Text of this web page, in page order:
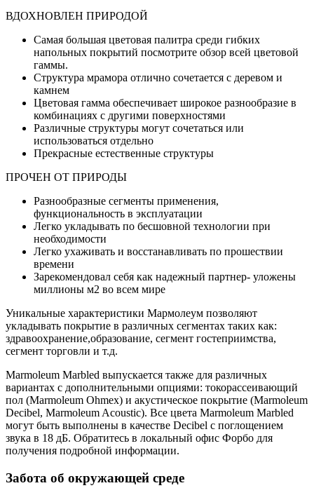
ВДОХНОВЛЕН ПРИРОДОЙ
Самая большая цветовая палитра среди гибких
напольных покрытий посмотрите обзор всей цветовой
гаммы.
Структура мрамора отлично сочетается с деревом и
камнем
Цветовая гамма обеспечивает широкое разнообразие в
комбинациях с другими поверхностями
Различные структуры могут сочетаться или
использоваться отдельно
Прекрасные естественные структуры
ПРОЧЕН ОТ ПРИРОДЫ
Разнообразные сегменты применения,
функциональность в эксплуатации
Легко укладывать по бесшовной технологии при
необходимости
Легко ухаживать и восстанавливать по прошествии
времени
Зарекомендовал себя как надежный партнер- уложены
миллионы м2 во всем мире
Уникальные характеристики Мармолеум позволяют
укладывать покрытие в различных сегментах таких как:
здравоохранение,образование, сегмент гостеприимства,
сегмент торговли и т.д.
Marmoleum Marbled выпускается также для различных
вариантах с дополнительными опциями: токорассеивающий
пол (Marmoleum Ohmex) и акустическое покрытие (Marmoleum
Decibel, Marmoleum Acoustic). Все цвета Marmoleum Marbled
могут быть выполнены в качестве Decibel с поглощением
звука в 18 дБ. Обратитесь в локальный офис Форбо для
получения подробной информации.
Забота об окружающей среде